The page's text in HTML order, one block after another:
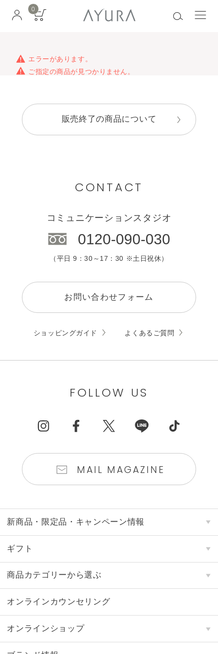
0
エラーがあります。
ご指定の商品が見つかりません。
販売終了の商品について
CONTACT
コミュニケーションスタジオ
0120-090-030
（平日 9：30～17：30 ※土日祝休）
お問い合わせフォーム
ショッピングガイド よくあるご質問
FOLLOW US
MAIL MAGAZINE
新商品・限定品・キャンペーン情報
ギフト
商品カテゴリーから選ぶ
オンラインカウンセリング
オンラインショップ